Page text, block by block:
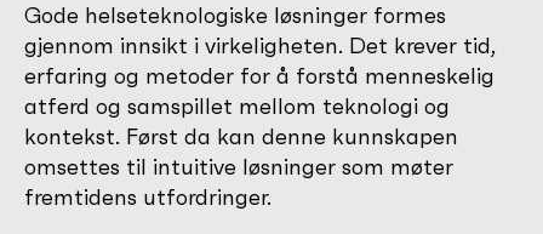
Gode helseteknologiske løsninger formes
gjennom innsikt i virkeligheten. Det krever tid,
erfaring og metoder for å forstå menneskelig
atferd og samspillet mellom teknologi og
kontekst. Først da kan denne kunnskapen
omsettes til intuitive løsninger som møter
fremtidens utfordringer.